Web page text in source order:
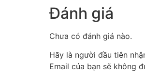
Đánh giá
Chưa có đánh giá nào.
Hãy là người đầu tiên
Email của bạn sẽ không